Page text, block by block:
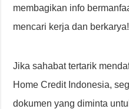
membagikan info
mencari kerja dan berkarya!
Jika sahabat tertarik
Home Credit Indonesia,
dokumen yang diminta